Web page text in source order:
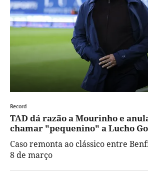
Record
TAD dá razão a Mourinho e
chamar "pequenino" a Lucho
Caso remonta ao clássico entre
8 de março